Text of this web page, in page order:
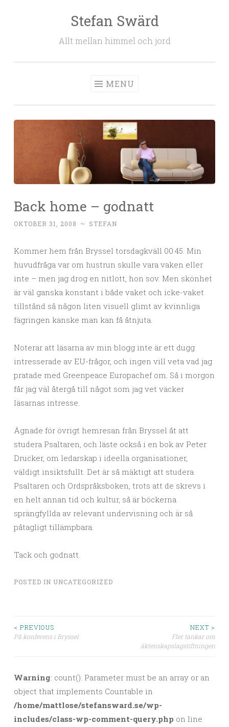
Stefan Swärd
Allt mellan himmel och jord
MENU
Back home – godnatt
OKTOBER 31, 2008 ~ STEFAN
Kommer hem från Bryssel torsdagkväll 00.45. Min
huvudfråga var om hustrun skulle vara vaken eller
inte – men jag drog en nitlott, hon sov. Men skönhet
är väl ganska konstant i både vaket och icke-vaket
tillstånd så någon liten visuell glimt av kvinnliga
fägringen kanske man kan få åtnjuta.
Noterar att läsarna av min blogg inte är ett dugg
intresserade av EU-frågor, och ingen vill veta vad jag
pratade med Greenpeace Europachef om. Så i morgon
får jag väl återgå till något som jag vet väcker
läsarnas intresse.
Ägnade för övrigt hemresan från Bryssel åt att
studera Psaltaren, och läste också i en bok av Peter
Drucker, om ledarskap i ideella organisationer,
väldigt insiktsfullt. Det är så mäktigt att studera
Psaltaren och Ordspråksboken, trots att de skrevs i
en helt annan tid och kultur, så är böckerna
sprängfyllda av relevant undervisning och är så
påtagligt tillämpbara.
Tack och godnatt.
POSTED IN UNCATEGORIZED
Post navigation
< PREVIOUS
På konferens i Bryssel
NEXT >
Fler tankar om
äktenskapslagstiftningen
Warning: count(): Parameter must be an array or an
object that implements Countable in
/home/mattlose/stefansward.se/wp-
includes/class-wp-comment-query.php on line